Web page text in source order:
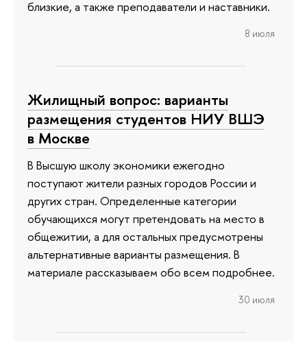
близкие, а также преподаватели и наставники.
8 июля
Жилищный вопрос: варианты
размещения студентов НИУ ВШЭ
в Москве
В Высшую школу экономики ежегодно
поступают жители разных городов России и
других стран. Определенные категории
обучающихся могут претендовать на место в
общежитии, а для остальных предусмотрены
альтернативные варианты размещения. В
материале рассказываем обо всем подробнее.
30 июля